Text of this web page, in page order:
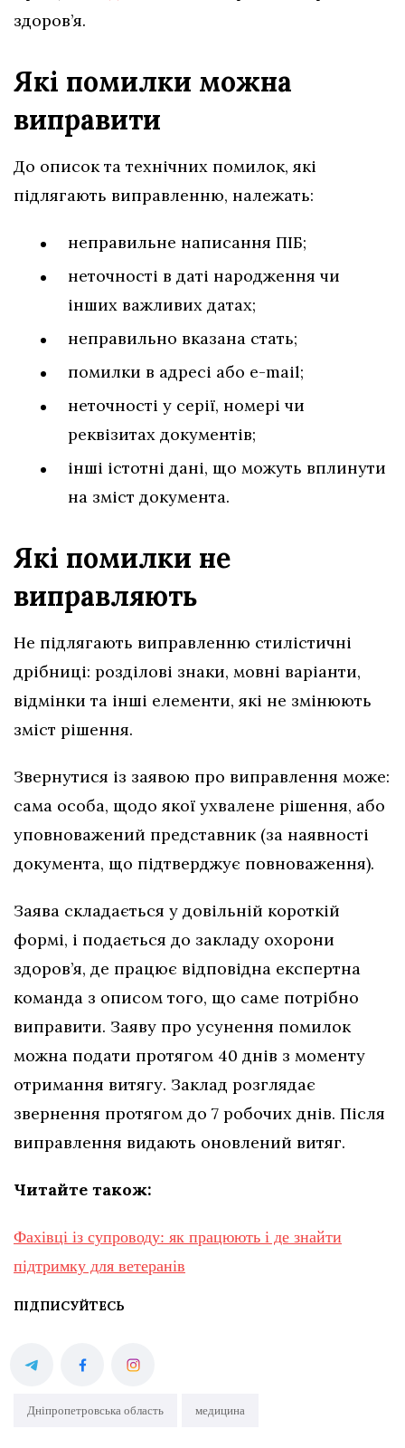
здоров’я.
Які помилки можна
виправити
До описок та технічних помилок, які
підлягають виправленню, належать:
неправильне написання ПІБ;
неточності в даті народження чи
інших важливих датах;
неправильно вказана стать;
помилки в адресі або e-mail;
неточності у серії, номері чи
реквізитах документів;
інші істотні дані, що можуть вплинути
на зміст документа.
Які помилки не
виправляють
Не підлягають виправленню стилістичні
дрібниці: розділові знаки, мовні варіанти,
відмінки та інші елементи, які не змінюють
зміст рішення.
Звернутися із заявою про виправлення може:
сама особа, щодо якої ухвалене рішення, або
уповноважений представник (за наявності
документа, що підтверджує повноваження).
Заява складається у довільній короткій
формі, і подається до закладу охорони
здоров’я, де працює відповідна експертна
команда з описом того, що саме потрібно
виправити. Заяву про усунення помилок
можна подати протягом 40 днів з моменту
отримання витягу. Заклад розглядає
звернення протягом до 7 робочих днів. Після
виправлення видають оновлений витяг.
Читайте також:
Фахівці із супроводу: як працюють і де знайти
підтримку для ветеранів
ПІДПИСУЙТЕСЬ
Дніпропетровська область медицина